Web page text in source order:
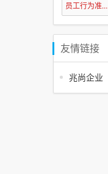
员工行为准则制定
友情链接
兆尚企业